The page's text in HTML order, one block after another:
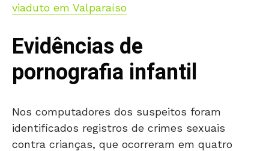
viaduto em Valparaíso
Evidências de
pornografia infantil
Nos computadores dos suspeitos foram
identificados registros de crimes sexuais
contra crianças, que ocorreram em quatro